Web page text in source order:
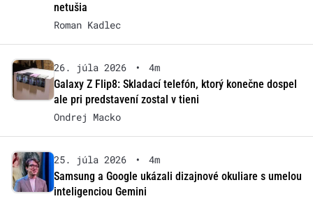
netušia
Roman Kadlec
26. júla 2026 •
4m
Galaxy Z Flip8: Skladací telefón, ktorý konečne dospel
ale pri predstavení zostal v tieni
Ondrej Macko
25. júla 2026 •
4m
Samsung a Google ukázali dizajnové okuliare s umelou
inteligenciou Gemini